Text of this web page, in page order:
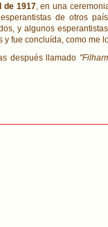
de 1917, en una
de otros
y algunos
fue concluída, como me
después llamado